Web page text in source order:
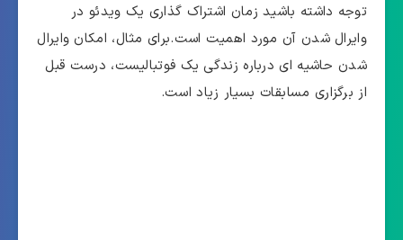
توجه داشته باشید زمان اشتراک گذاری یک ویدئو در
وایرال شدن آن مورد اهمیت است.برای مثال، امکان وایرال
شدن حاشیه ای درباره زندگی یک فوتبالیست، درست قبل
از برگزاری مسابقات بسیار زیاد است.